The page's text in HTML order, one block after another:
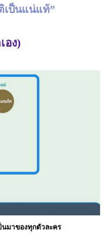
เป็นแน่แท้”
อง)
มาของทุกตัวละคร